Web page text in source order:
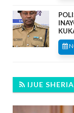
IJUE SHERIA